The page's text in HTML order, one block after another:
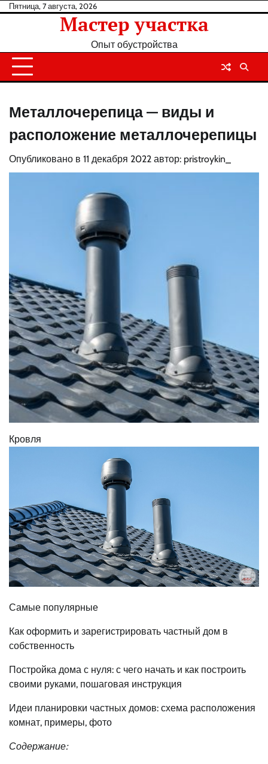
Перейти
Пятница, 7 августа, 2026
Мастер участка
Опыт обустройства
Металлочерепица — виды и
расположение металлочерепицы
Опубликовано в 11 декабря 2022 автор: pristroykin_
Кровля
Самые популярные
Как оформить и зарегистрировать частный дом в
собственность
Постройка дома с нуля: с чего начать и как построить
своими руками, пошаговая инструкция
Идеи планировки частных домов: схема расположения
комнат, примеры, фото
Содержание: